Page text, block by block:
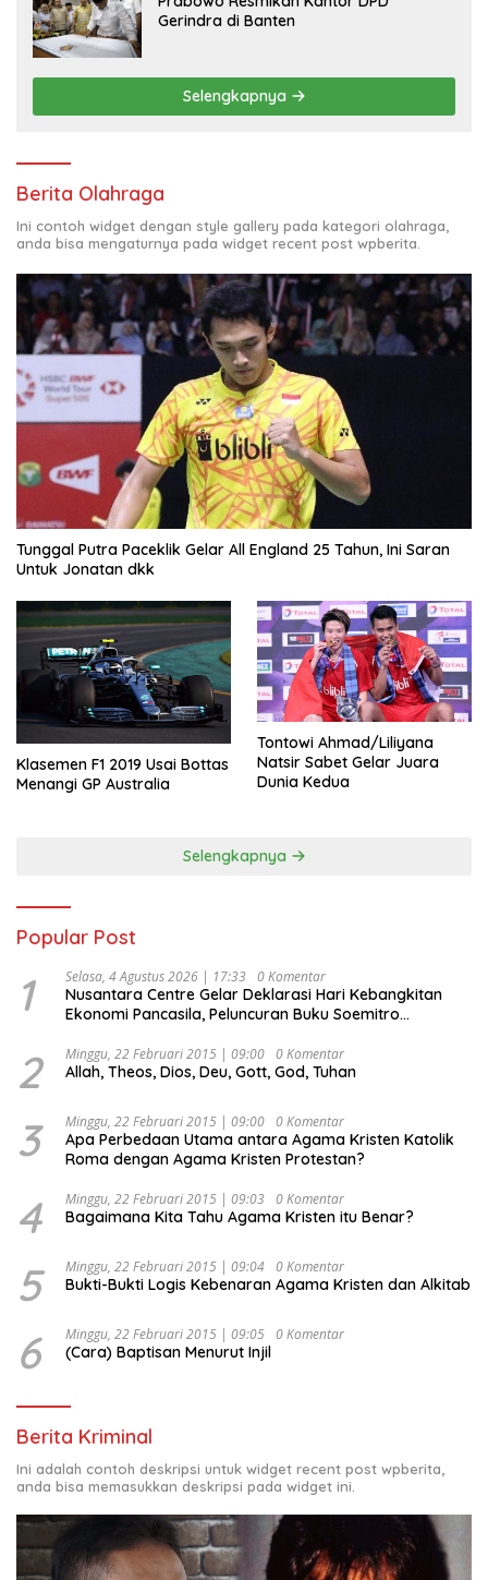
Gerindra di Banten
Selengkapnya
Berita Olahraga
Ini contoh widget dengan style gallery pada kategori olahraga,
anda bisa mengaturnya pada widget recent post wpberita.
Tunggal Putra Paceklik Gelar All England 25 Tahun, Ini Saran
Untuk Jonatan dkk
Klasemen F1 2019 Usai Bottas
Menangi GP Australia
Tontowi Ahmad/Liliyana
Natsir Sabet Gelar Juara
Dunia Kedua
Selengkapnya
Popular Post
1 Selasa, 4 Agustus 2026 | 17:33 0 Komentar
Nusantara Centre Gelar Deklarasi Hari Kebangkitan
Ekonomi Pancasila, Peluncuran Buku Soemitro
Ekonomi Politik Indonesia) & Simposium Nasional
“Urgensi Undang-Undang Perekonomian Nasional dan
Indonesia Emas 2045”,
2 Minggu, 22 Februari 2015 | 09:00 0 Komentar
Allah, Theos, Dios, Deu, Gott, God, Tuhan
3 Minggu, 22 Februari 2015 | 09:00 0 Komentar
Apa Perbedaan Utama antara Agama Kristen Katolik
Roma dengan Agama Kristen Protestan?
4 Minggu, 22 Februari 2015 | 09:03 0 Komentar
Bagaimana Kita Tahu Agama Kristen itu Benar?
5 Minggu, 22 Februari 2015 | 09:04 0 Komentar
Bukti-Bukti Logis Kebenaran Agama Kristen dan Alkitab
6 Minggu, 22 Februari 2015 | 09:05 0 Komentar
(Cara) Baptisan Menurut Injil
Berita Kriminal
Ini adalah contoh deskripsi untuk widget recent post wpberita,
anda bisa memasukkan deskripsi pada widget ini.